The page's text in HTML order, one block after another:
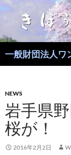
コ
ン
ツ
へ
プ
一般財団法人ワ
NEWS
岩手県
桜が！
2016年2月2日